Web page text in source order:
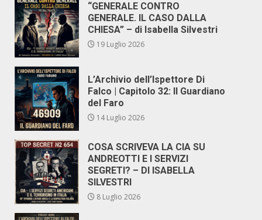
“GENERALE CONTRO
GENERALE. IL CASO DALLA
CHIESA” – di Isabella Silvestri
19 Luglio 2026
L’Archivio dell’Ispettore Di
Falco | Capitolo 32: Il Guardiano
del Faro
14 Luglio 2026
COSA SCRIVEVA LA CIA SU
ANDREOTTI E I SERVIZI
SEGRETI? – DI ISABELLA
SILVESTRI
8 Luglio 2026